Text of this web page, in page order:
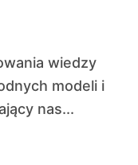
modeli i
nas...